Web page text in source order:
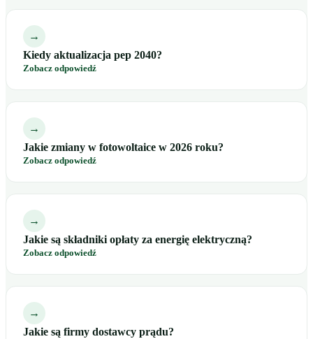
→
Kiedy aktualizacja pep 2040?
Zobacz odpowiedź
→
Jakie zmiany w fotowoltaice w 2026 roku?
Zobacz odpowiedź
→
Jakie są składniki opłaty za energię elektryczną?
Zobacz odpowiedź
→
Jakie są firmy dostawcy prądu?